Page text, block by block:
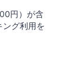
円）が含
ング利用を